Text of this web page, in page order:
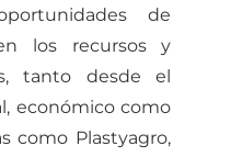
de
los recursos y
tanto desde el
económico como
como Plastyagro,